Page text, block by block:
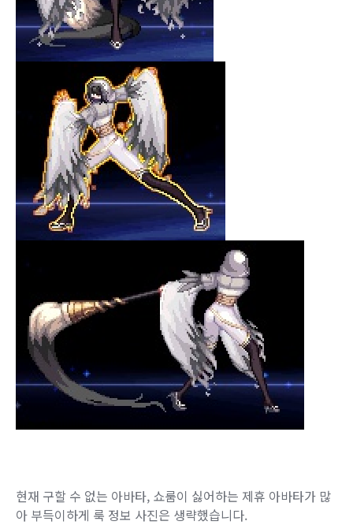
현재 구할 수 없는 아바타, 쇼룸이 싫어하는 제휴 아바타가 많
아 부득이하게 룩 정보 사진은 생략했습니다.